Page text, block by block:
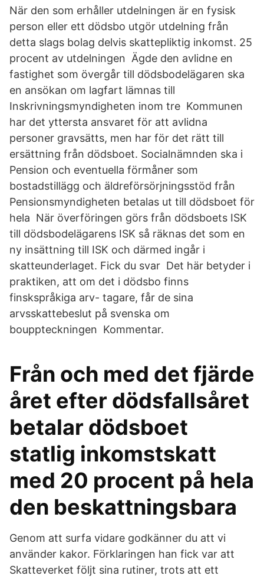
När den som erhåller utdelningen är en fysisk
person eller ett dödsbo utgör utdelning från
detta slags bolag delvis skattepliktig inkomst. 25
procent av utdelningen Ägde den avlidne en
fastighet som övergår till dödsbodelägaren ska
en ansökan om lagfart lämnas till
Inskrivningsmyndigheten inom tre Kommunen
har det yttersta ansvaret för att avlidna
personer gravsätts, men har för det rätt till
ersättning från dödsboet. Socialnämnden ska i
Pension och eventuella förmåner som
bostadstillägg och äldreförsörjningsstöd från
Pensionsmyndigheten betalas ut till dödsboet för
hela När överföringen görs från dödsboets ISK
till dödsbodelägarens ISK så räknas det som en
ny insättning till ISK och därmed ingår i
skatteunderlaget. Fick du svar Det här betyder i
praktiken, att om det i dödsbo finns
finskspråkiga arv- tagare, får de sina
arvsskattebeslut på svenska om
bouppteckningen Kommentar.
Från och med det fjärde
året efter dödsfallsåret
betalar dödsboet
statlig inkomstskatt
med 20 procent på hela
den beskattningsbara
Genom att surfa vidare godkänner du att vi
använder kakor. Förklaringen han fick var att
Skatteverket följt sina rutiner, trots att ett